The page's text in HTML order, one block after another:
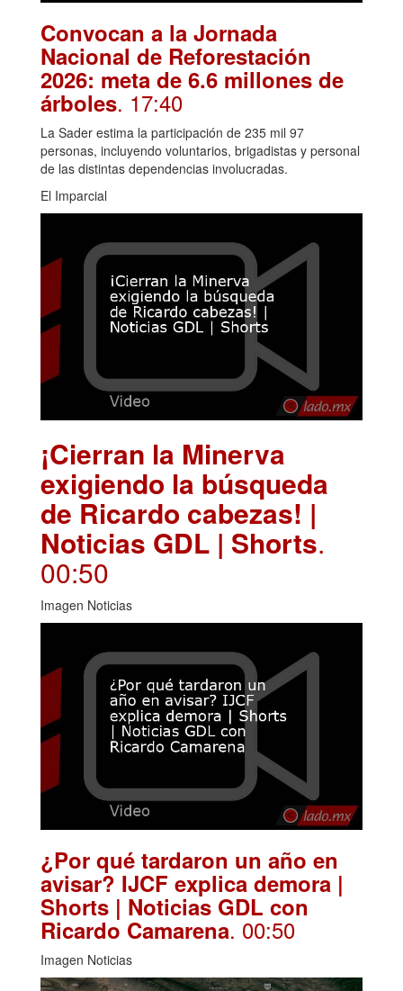
Convocan a la Jornada
Nacional de Reforestación
2026: meta de 6.6 millones de
árboles. 17:40
La Sader estima la participación de 235 mil 97
personas, incluyendo voluntarios, brigadistas y personal
de las distintas dependencias involucradas.
El Imparcial
¡Cierran la Minerva
exigiendo la búsqueda
de Ricardo cabezas! |
Noticias GDL | Shorts.
00:50
Imagen Noticias
¿Por qué tardaron un año en
avisar? IJCF explica demora |
Shorts | Noticias GDL con
Ricardo Camarena. 00:50
Imagen Noticias